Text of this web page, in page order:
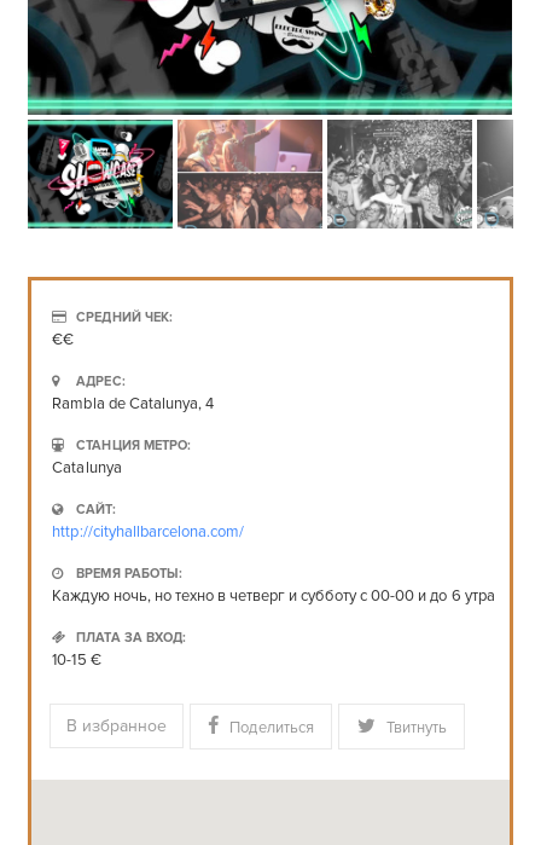
СРЕДНИЙ ЧЕК:
€€
АДРЕС:
Rambla de Catalunya, 4
СТАНЦИЯ МЕТРО:
Catalunya
САЙТ:
http://cityhallbarcelona.com/
ВРЕМЯ РАБОТЫ:
Каждую ночь, но техно в четверг и субботу с 00-00 и до 6 утра
ПЛАТА ЗА ВХОД:
10-15 €
В избранное Поделиться Твитнуть